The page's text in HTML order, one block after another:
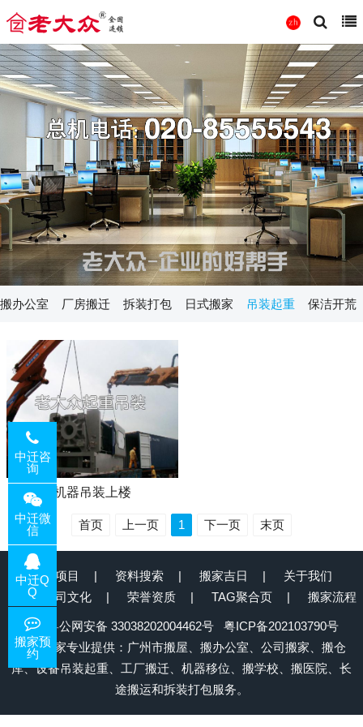
搬办公室 厂房搬迁 拆装打包 日式搬家 吊装起重 保洁开荒
机器吊装上楼
首页 上一页 1 下一页 末页
服务项目 资料搜索 搬家吉日
关于我们
公司文化
荣誉资质 TAG聚合页 搬家流程
粤公网安备 33038202004462号
粤ICP备202103790号
中迁搬家专业提供：广州市搬屋、搬办公室、公司搬家、搬仓
库、设备吊装起重、工厂搬迁、机器移位、搬学校、搬医院、长
途搬运和拆装打包服务。
中迁咨
询
中迁微
信
中迁Q
Q
搬家预
约